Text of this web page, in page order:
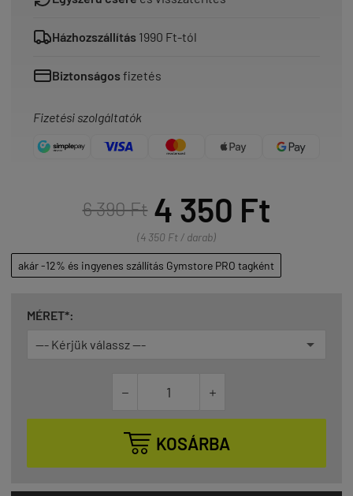
Házhozszállítás 1990 Ft-tól
Biztonságosfizetés
Fizetési szolgáltatók
6 390 Ft 4 350 Ft
(4 350 Ft / darab)
akár -12% és ingyenes szállítás Gymstore PRO tagként
MÉRET*:
 
 KOSÁRBA